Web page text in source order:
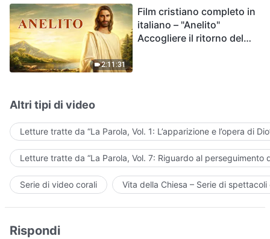
2:11:31
Film cristiano completo in
italiano – "Anelito"
Accogliere il ritorno del
Altri tipi di video
Letture tratte da “La Parola, Vol. 1: L’apparizione e l’opera di
Letture tratte da “La Parola, Vol. 7: Riguardo al perseguimento
Serie di video corali Vita della Chiesa – Serie di
Rispondi